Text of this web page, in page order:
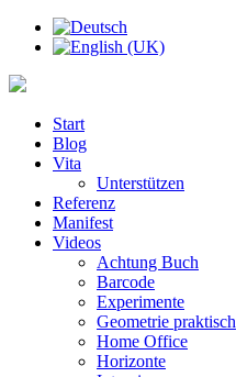
Start
Blog
Vita
Unterstützen
Referenz
Manifest
Videos
Achtung Buch
Barcode
Experimente
Geometrie praktisch
Home Office
Horizonte